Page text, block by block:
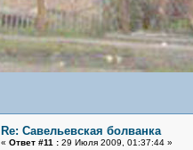
Re: Савельевская болванка
« Ответ #11 : 29 Июля 2009, 01:37:44 »